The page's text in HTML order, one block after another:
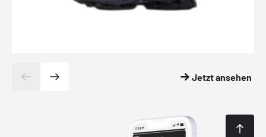
Jetzt ansehen